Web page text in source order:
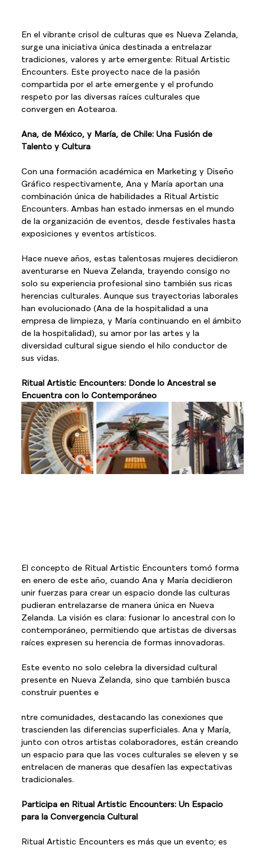
En el vibrante crisol de culturas que es Nueva Zelanda,
surge una iniciativa única destinada a entrelazar
tradiciones, valores y arte emergente: Ritual Artistic
Encounters. Este proyecto nace de la pasión
compartida por el arte emergente y el profundo
respeto por las diversas raíces culturales que
convergen en Aotearoa.
Ana, de México, y María, de Chile: Una Fusión de
Talento y Cultura
Con una formación académica en Marketing y Diseño
Gráfico respectivamente, Ana y María aportan una
combinación única de habilidades a Ritual Artistic
Encounters. Ambas han estado inmersas en el mundo
de la organización de eventos, desde festivales hasta
exposiciones y eventos artísticos.
Hace nueve años, estas talentosas mujeres decidieron
aventurarse en Nueva Zelanda, trayendo consigo no
solo su experiencia profesional sino también sus ricas
herencias culturales. Aunque sus trayectorias laborales
han evolucionado (Ana de la hospitalidad a una
empresa de limpieza, y María continuando en el ámbito
de la hospitalidad), su amor por las artes y la
diversidad cultural sigue siendo el hilo conductor de
sus vidas.
Ritual Artistic Encounters: Donde lo Ancestral se
Encuentra con lo Contemporáneo
El concepto de Ritual Artistic Encounters tomó forma
en enero de este año, cuando Ana y María decidieron
unir fuerzas para crear un espacio donde las culturas
pudieran entrelazarse de manera única en Nueva
Zelanda. La visión es clara: fusionar lo ancestral con lo
contemporáneo, permitiendo que artistas de diversas
raíces expresen su herencia de formas innovadoras.
Este evento no solo celebra la diversidad cultural
presente en Nueva Zelanda, sino que también busca
construir puentes e
ntre comunidades, destacando las conexiones que
trascienden las diferencias superficiales. Ana y María,
junto con otros artistas colaboradores, están creando
un espacio para que las voces culturales se eleven y se
entrelacen de maneras que desafíen las expectativas
tradicionales.
Participa en Ritual Artistic Encounters: Un Espacio
para la Convergencia Cultural
Ritual Artistic Encounters es más que un evento; es